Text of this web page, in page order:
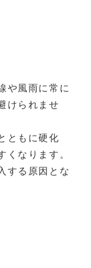
や風雨に常に
けられませ
ともに硬化
くなります。
する原因とな